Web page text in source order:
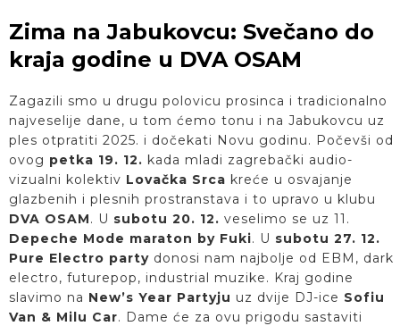
Zima na Jabukovcu: Svečano do
kraja godine u DVA OSAM
Zagazili smo u drugu polovicu prosinca i tradicionalno
najveselije dane, u tom ćemo tonu i na Jabukovcu uz
ples otpratiti 2025. i dočekati Novu godinu. Počevši od
ovog petka 19. 12. kada mladi zagrebački audio-
vizualni kolektiv Lovačka Srca kreće u osvajanje
glazbenih i plesnih prostranstava i to upravo u klubu
DVA OSAM. U subotu 20. 12. veselimo se uz 11.
Depeche Mode maraton by Fuki. U subotu 27. 12.
Pure Electro party donosi nam najbolje od EBM, dark
electro, futurepop, industrial muzike. Kraj godine
slavimo na New’s Year Partyju uz dvije DJ-ice Sofiu
Van & Milu Car. Dame će za ovu prigodu sastaviti